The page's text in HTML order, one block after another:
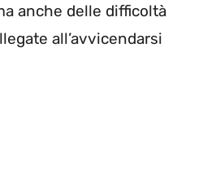
anche delle difficoltà
all’avvicendarsi